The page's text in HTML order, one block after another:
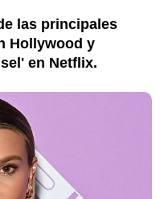
las principales
Hollywood y
en Netflix.